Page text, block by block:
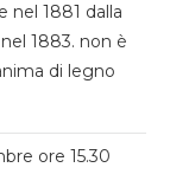
1881 dalla
1883. non è
di legno
ore 15.30